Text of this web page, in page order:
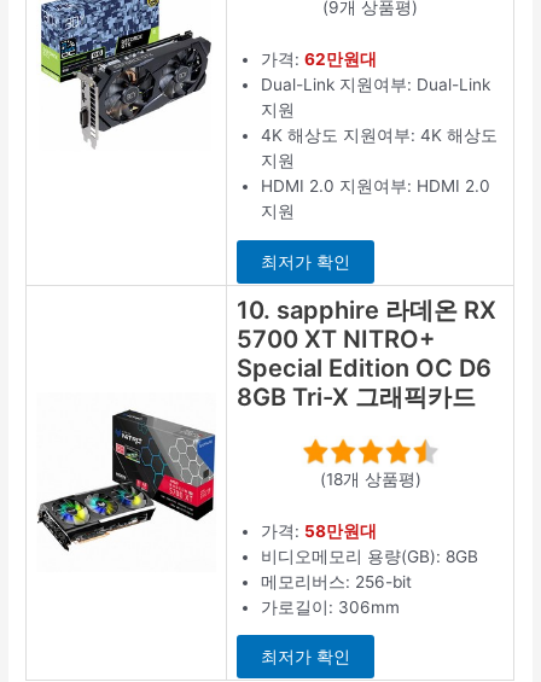
(9개 상품평)
가격:62만원대
Dual-Link 지원여부: Dual-Link
지원
4K 해상도 지원여부: 4K 해상도
지원
HDMI 2.0 지원여부: HDMI 2.0
지원
최저가 확인
10. sapphire 라데온 RX
5700 XT NITRO+
Special Edition OC D6
8GB Tri-X 그래픽카드
(18개 상품평)
가격: 58만원대
비디오메모리 용량(GB): 8GB
메모리버스: 256-bit
가로길이: 306mm
최저가 확인